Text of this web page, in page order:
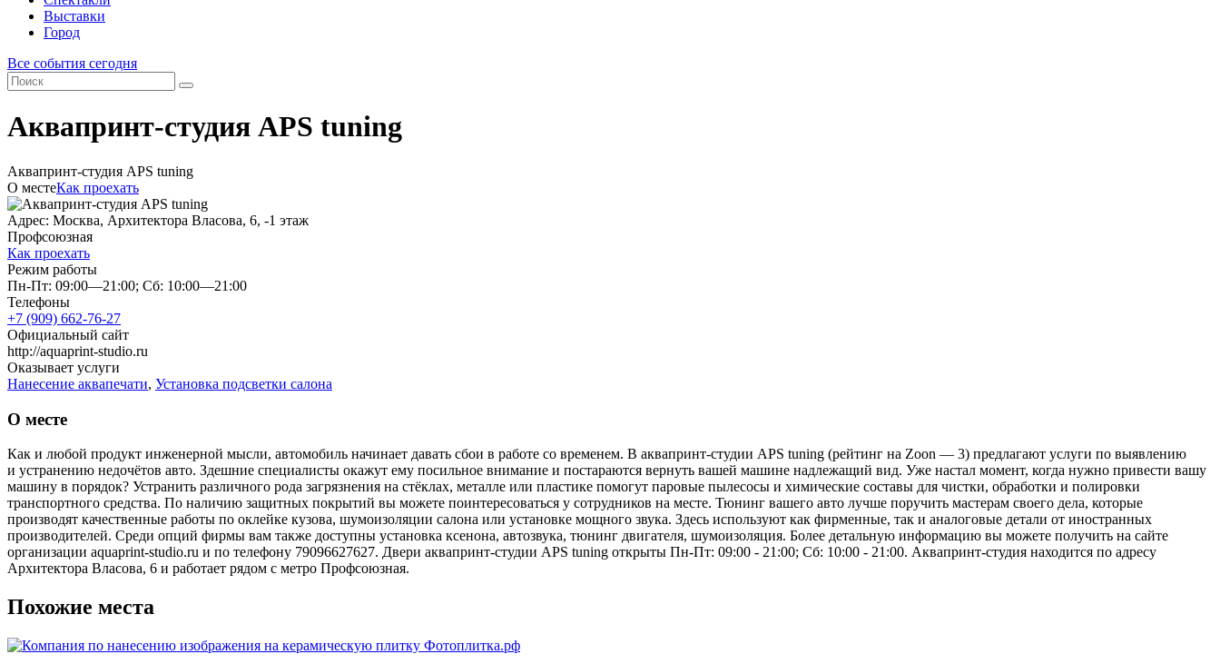
Выставки
Город
Все события сегодня
Аквапринт-студия APS tuning
Аквапринт-студия APS tuning
О местеКак проехать
Адрес: Москва, Архитектора Власова, 6, -1 этаж
Профсоюзная
Как проехать
Режим работы
Пн-Пт: 09:00—21:00; Сб: 10:00—21:00
Телефоны
+7 (909) 662-76-27
Официальный сайт
http://aquaprint-studio.ru
Оказывает услуги
Нанесение аквапечати, Установка подсветки салона
О месте
Как и любой продукт инженерной мысли, автомобиль начинает давать сбои в работе со временем. В аквапринт-студии APS tuning (рейтинг на Zoon — 3) предлагают услуги по выявлению
и устранению недочётов авто. Здешние специалисты окажут ему посильное внимание и постараются вернуть вашей машине надлежащий вид. Уже настал момент, когда нужно привести вашу
машину в порядок? Устранить различного рода загрязнения на стёклах, металле или пластике помогут паровые пылесосы и химические составы для чистки, обработки и полировки
транспортного средства. По наличию защитных покрытий вы можете поинтересоваться у сотрудников на месте. Тюнинг вашего авто лучше поручить мастерам своего дела, которые
производят качественные работы по оклейке кузова, шумоизоляции салона или установке мощного звука. Здесь используют как фирменные, так и аналоговые детали от иностранных
производителей. Среди опций фирмы вам также доступны установка ксенона, автозвука, тюнинг двигателя, шумоизоляция. Более детальную информацию вы можете получить на сайте
организации aquaprint-studio.ru и по телефону 79096627627. Двери аквапринт-студии APS tuning открыты Пн-Пт: 09:00 - 21:00; Сб: 10:00 - 21:00. Аквапринт-студия находится по адресу
Архитектора Власова, 6 и работает рядом с метро Профсоюзная.
Похожие места